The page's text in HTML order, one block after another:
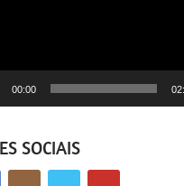
00:00
SOCIAIS